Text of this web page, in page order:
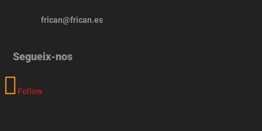
frican@frican.es
Segueix-nos
Follow